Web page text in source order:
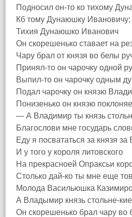
Подносил он-то ко тихому
Кб тому Дунаюшку Ивановичу;
Тихия Дунаюшко Иванович
Он скорешенько ставает на
Чару брал от князя во белы
Принял-то он чарочку одной
Выпил-то он чарочку одным
Подал чарочку он князю
Понизенько он князю
— А Владимир ты князь
Благослови мне государь
Еду я посвататься за князя
И у того у короля литовского
На прекрасноей Опраксьи
Столько дай-ко ты мне еще
Молода Васильюшка
А Владымир князь стольне-
Он скорешенько брал чару во